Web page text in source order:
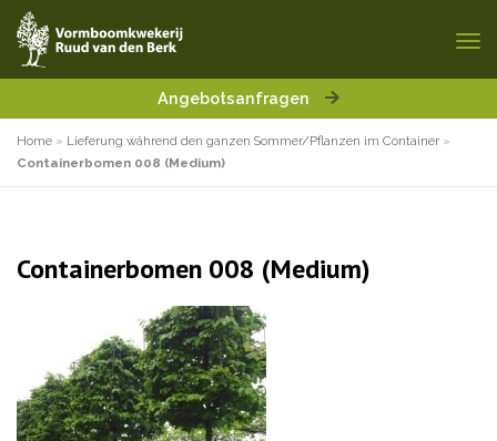
Angebotsanfragen
Home » Lieferung während den ganzen Sommer/Pflanzen im Container »
Containerbomen 008 (Medium)
Containerbomen 008 (Medium)